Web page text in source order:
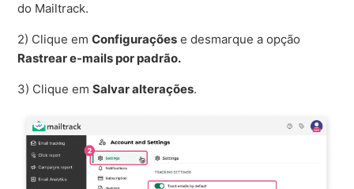
do Mailtrack.
2) Clique emConfigurações e desmarque a opção
Rastrear e-mails por padrão.
3) Clique emSalvar alterações.